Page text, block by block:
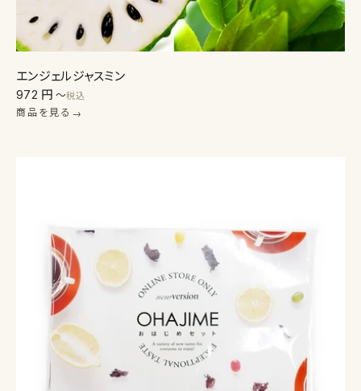
エンジェルジャスミン
972 円 〜税込
商品を見る →